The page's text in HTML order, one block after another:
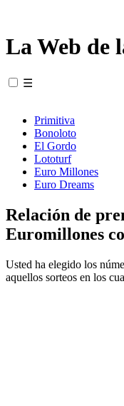
La Web de
☰
Primitiva
Bonoloto
El Gordo
Lototurf
Euro Millones
Euro Dreams
Relación de
Euromillones
Usted ha elegido los
aquellos sorteos en los